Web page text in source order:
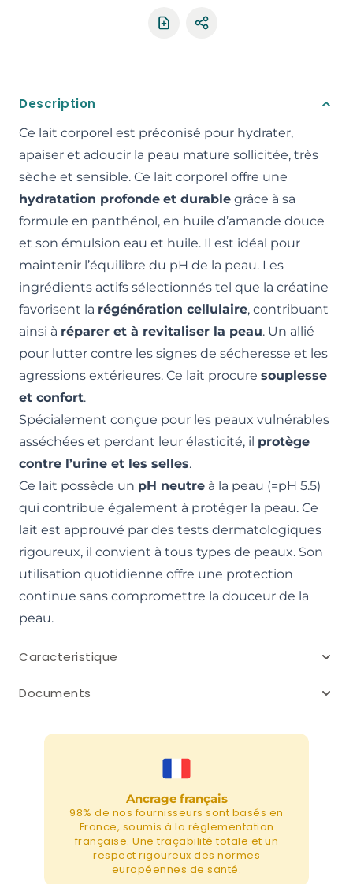
Partager le produit
Description
Ce lait corporel est préconisé pour hydrater,
apaiser et adoucir la peau mature sollicitée, très
sèche et sensible. Ce lait corporel offre une
hydratation profonde et durable grâce à sa
formule en panthénol, en huile d’amande douce
et son émulsion eau et huile. Il est idéal pour
maintenir l’équilibre du pH de la peau. Les
ingrédients actifs sélectionnés tel que la créatine
favorisent la régénération cellulaire, contribuant
ainsi à réparer et à revitaliser la peau. Un allié
pour lutter contre les signes de sécheresse et les
agressions extérieures. Ce lait procure souplesse
et confort.
Spécialement conçue pour les peaux vulnérables
asséchées et perdant leur élasticité, il protège
contre l’urine et les selles.
Ce lait possède un pH neutre à la peau (=pH 5.5)
qui contribue également à protéger la peau. Ce
lait est approuvé par des tests dermatologiques
rigoureux, il convient à tous types de peaux. Son
utilisation quotidienne offre une protection
continue sans compromettre la douceur de la
peau.
Caracteristique
Documents
Ancrage français
98% de nos fournisseurs sont basés en
France, soumis à la réglementation
française. Une traçabilité totale et un
respect rigoureux des normes
européennes de santé.